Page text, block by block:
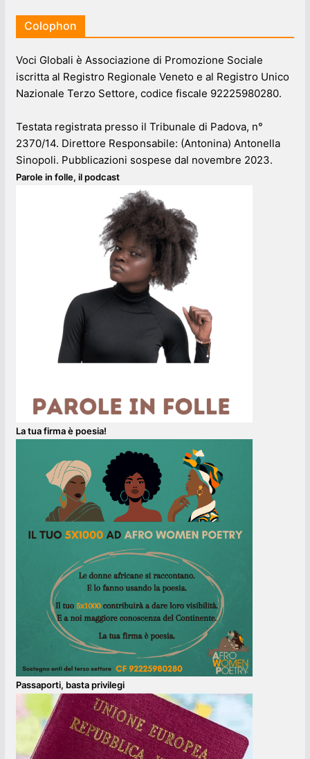
Colophon
Voci Globali è Associazione di Promozione Sociale
iscritta al Registro Regionale Veneto e al Registro Unico
Nazionale Terzo Settore, codice fiscale 92225980280.
Testata registrata presso il Tribunale di Padova, n°
2370/14. Direttore Responsabile: (Antonina) Antonella
Sinopoli. Pubblicazioni sospese dal novembre 2023.
Parole in folle, il podcast
La tua firma è poesia!
Passaporti, basta privilegi